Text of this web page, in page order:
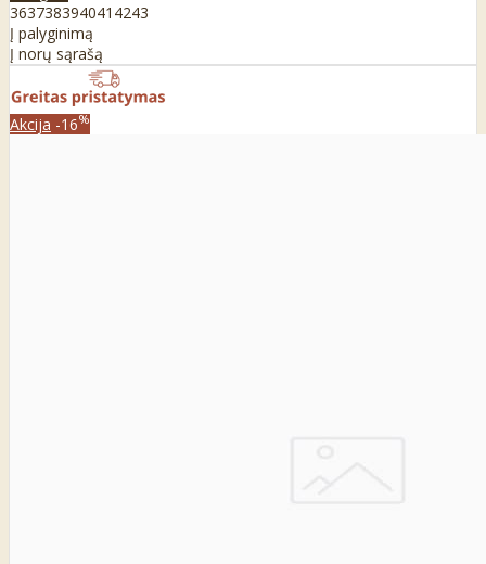
363738394041 4243
Į palyginimą
Į norų sąrašą
Akcija -16%